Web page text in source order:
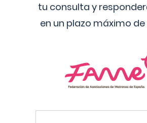
tu consulta y
en un plazo máximo de